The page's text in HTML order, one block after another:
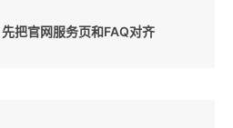
把官网服务页和FAQ对齐